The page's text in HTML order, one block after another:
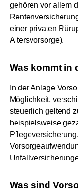
gehören vor allem
einer privaten
Altersvorsorge).
Was kommt in
In der Anlage
Möglichkeit,
steuerlich geltend
beispielsweise
Was sind